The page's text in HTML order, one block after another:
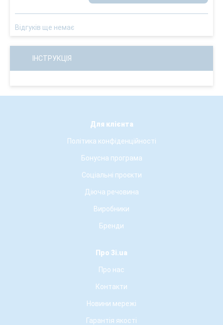
Відгуків ще немає
ІНСТРУКЦІЯ
Для клієнта
Політика конфіденційності
Бонусна програма
Соціальні проєкти
Діюча речовина
Виробники
Бренди
Про 3i.ua
Про нас
Контакти
Новини мережі
Гарантія якості